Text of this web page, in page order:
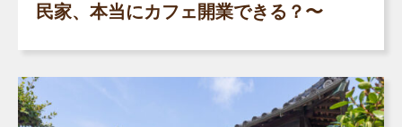
民家、本当にカフェ開業できる？〜